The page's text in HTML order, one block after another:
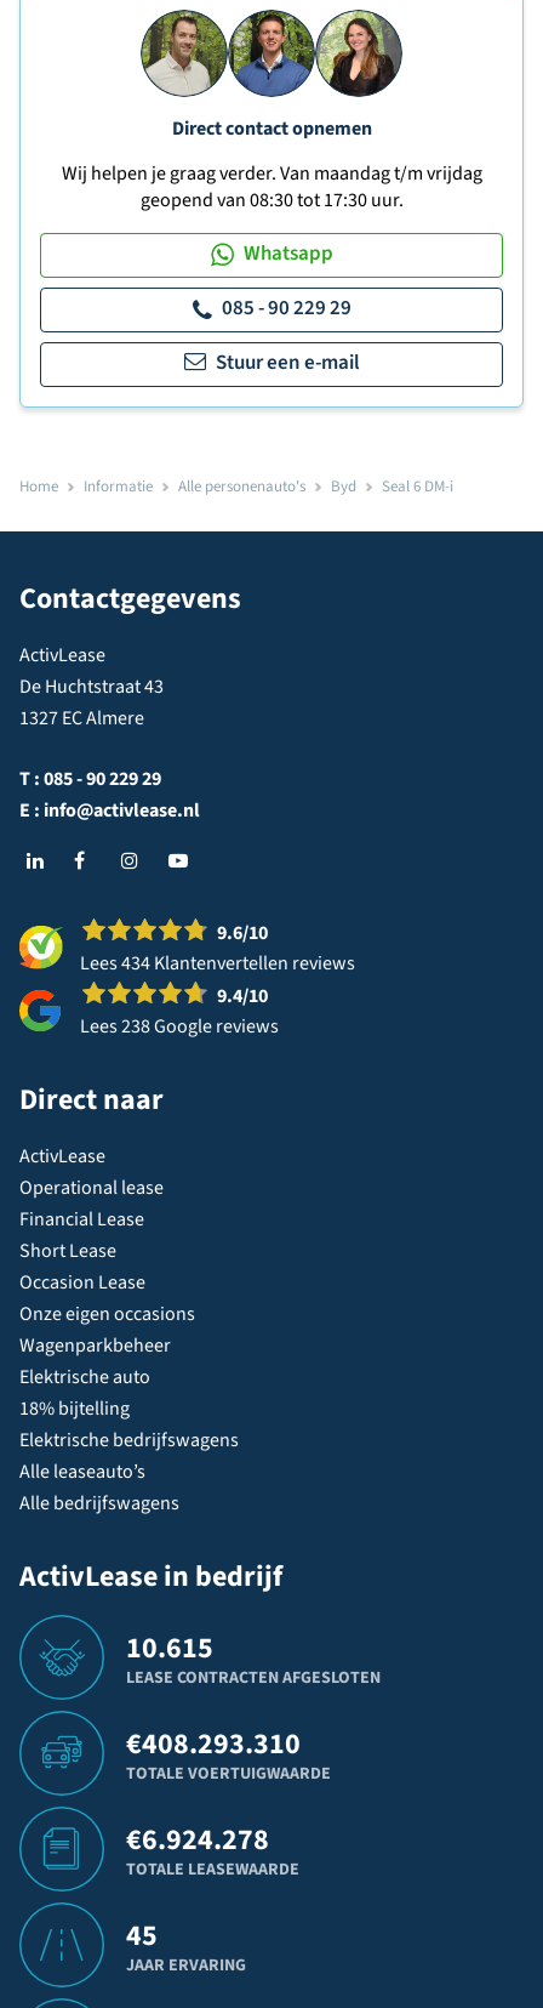
Direct contact opnemen
Wij helpen je graag verder. Van maandag t/m vrijdag
geopend van 08:30 tot 17:30 uur.
Whatsapp
085 - 90 229 29
Stuur een e-mail
Home Informatie Alle personenauto's Byd Seal 6 DM-i
Contactgegevens
ActivLease
De Huchtstraat 43
1327 EC Almere
T :085 - 90 229 29
E : info@activlease.nl
9.6/10
Lees 434 Klantenvertellen reviews
9.4/10
Lees 238 Google reviews
Direct naar
ActivLease
Operational lease
Financial Lease
Short Lease
Occasion Lease
Onze eigen occasions
Wagenparkbeheer
Elektrische auto
18% bijtelling
Elektrische bedrijfswagens
Alle leaseauto’s
Alle bedrijfswagens
ActivLease in bedrijf
10.615
LEASE CONTRACTEN AFGESLOTEN
€408.293.310
TOTALE VOERTUIGWAARDE
€6.924.278
TOTALE LEASEWAARDE
45
JAAR ERVARING